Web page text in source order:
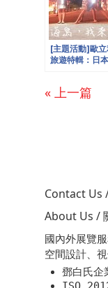
[主題活動]歐
旅遊特輯：日
« 上一篇
Contact Us
About Us /
國內外展覽
空間設計、
鄧白氏